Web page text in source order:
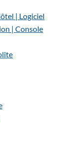
| Logiciel
| Console